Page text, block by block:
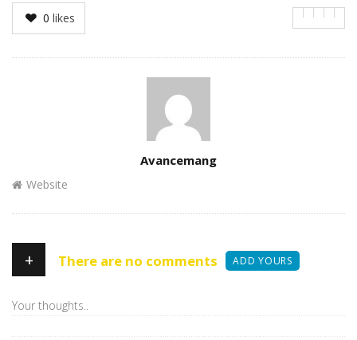
0 likes
Avancemang
Website
+ There are no comments ADD YOURS